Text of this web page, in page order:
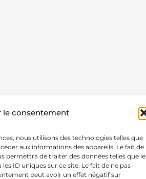
le consentement
nous utilisons des technologies telles que
aux informations des appareils. Le fait de
permettra de traiter des données telles que le
ID uniques sur ce site. Le fait de ne pas
peut avoir un effet négatif sur